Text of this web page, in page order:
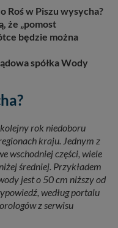
Roś w Piszu wysycha?
że „pomost
będzie można
spółka Wody
rok niedoboru
kraju. Jednym z
wschodniej części, wiele
średniej. Przykładem
jest o 50 cm niższy od
według portalu
z serwisu